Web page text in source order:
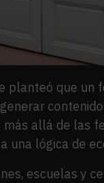
que un
allá de las
una lógica de
escuelas y